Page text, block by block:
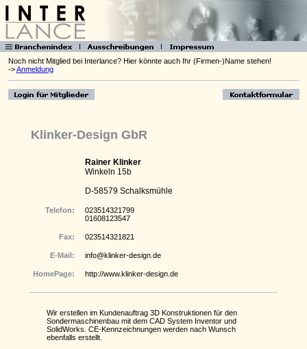
Noch nicht Mitglied bei Interlance? Hier könnte auch Ihr (Firmen-)Name stehen!
->Anmeldung
Klinker-Design GbR
Rainer Klinker
Winkeln 15b
D-58579 Schalksmühle
Telefon:
023514321799
01608123547
Fax: 023514321821
E-Mail: info@klinker-design.de
HomePage: http://www.klinker-design.de
Wir erstellen im Kundenauftrag 3D Konstruktionen für den
Sondermaschinenbau mit dem CAD System Inventor und
SolidWorks. CE-Kennzeichnungen werden nach Wunsch
ebenfalls erstellt.